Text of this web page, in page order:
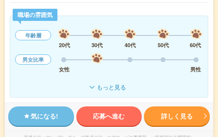
職場の雰囲気
年齢層
20代
30代 40代 50代
60代
男女比率
女性
男性
もっと見る
気になる! 応募へ進む 詳しく見る